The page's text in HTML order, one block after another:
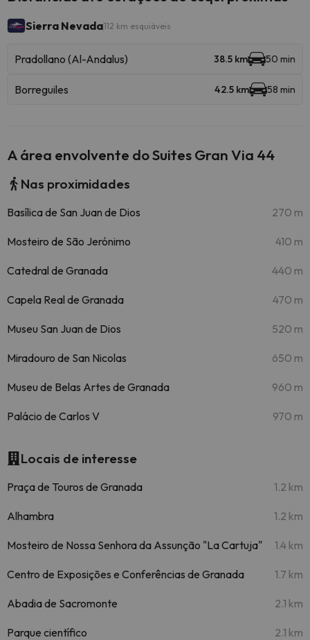
Sierra Nevada112 km esquiáveis
Pradollano (Al-Andalus) 38.5 km 50 min
Borreguiles 42.5 km 58 min
A área envolvente do Suites Gran Via 44
Nas proximidades
Basílica de San Juan de Dios 270 m
Mosteiro de São Jerónimo 410 m
Catedral de Granada 440 m
Capela Real de Granada 470 m
Museu San Juan de Dios 520 m
Miradouro de San Nicolas 650 m
Museu de Belas Artes de Granada 960 m
Palácio de Carlos V 970 m
Locais de interesse
Praça de Touros de Granada 1.2 km
Alhambra 1.2 km
Mosteiro de Nossa Senhora da Assunção "La Cartuja" 1.4 km
Centro de Exposições e Conferências de Granada 1.7 km
Abadia de Sacromonte 2.1 km
Parque científico 2.1 km